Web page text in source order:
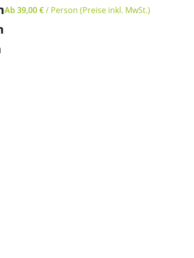
Ab 39,00 €/ Person (Preise inkl. MwSt.)